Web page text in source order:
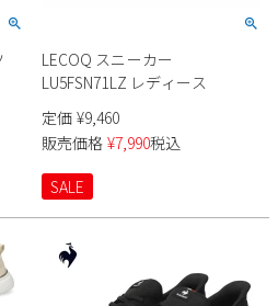
LECOQ スニーカー
LU5FSN71LZ レディース
定価 ¥9,460
販売価格 ¥7,990税込
SALE